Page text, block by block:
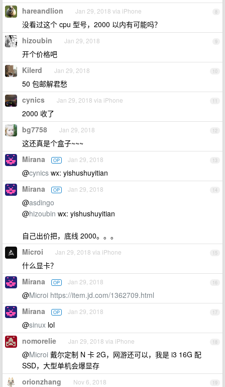
8
hareandlion Jan 29, 2018 via iPhone
没看过这个 cpu 型号，2000 以内有可能吗？
9
hizoubin Jan 29, 2018
开个价格吧
10
Kilerd Jan 29, 2018
50 包邮解君愁
11
cynics Jan 29, 2018 via iPhone
2000 收了
12
bg7758 Jan 29, 2018
这还真是个盒子~~~
13
Mirana OP Jan 29, 2018
@cynics wx: yishushuyitian
14
Mirana OP Jan 29, 2018
@asdingo
@hizoubin wx: yishushuyitian
自己出价把，底线 2000。。。
15
Microi Jan 29, 2018 via iPhone
什么显卡？
16
Mirana OP Jan 29, 2018
@Microi https://item.jd.com/1362709.html
17
Mirana OP Jan 29, 2018
@sinux lol
18
nomorelie Jan 29, 2018 via iPhone
@Microi 戴尔定制 N 卡 2G，网游还可以，我是 i3 16G 配
SSD，大型单机会爆显存
19
orionzhang Nov 6, 2018